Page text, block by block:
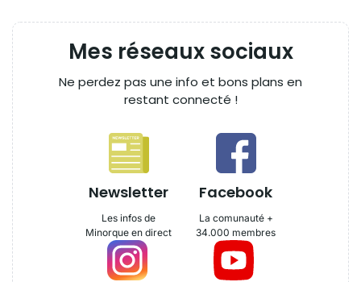
Mes réseaux sociaux
Ne perdez pas une info et bons plans en
restant connecté !
Newsletter
Les infos de
Minorque en direct
Facebook
La comunauté +
34.000 membres